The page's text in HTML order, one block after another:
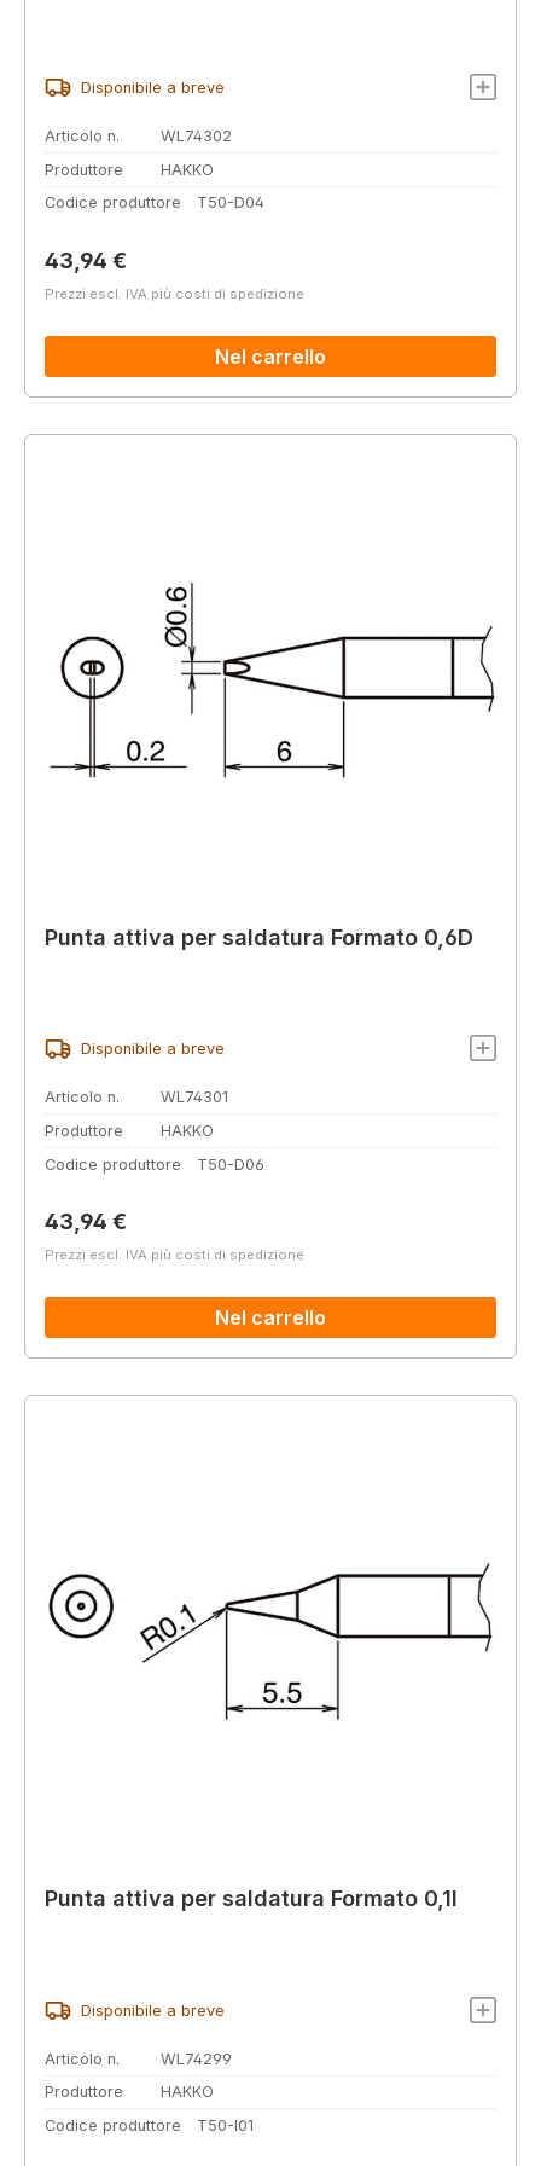
Disponibile a breve
Articolo n.
WL74302
Produttore
HAKKO
Codice produttore
T50-D04
Prezzo normale:
43,94 €
Prezzi escl. IVA più costi di spedizione
Nel carrello
Punta attiva per saldatura Formato 0,6D
Disponibile a breve
Articolo n.
WL74301
Produttore
HAKKO
Codice produttore
T50-D06
Prezzo normale:
43,94 €
Prezzi escl. IVA più costi di spedizione
Nel carrello
Punta attiva per saldatura Formato 0,1I
Disponibile a breve
Articolo n.
WL74299
Produttore
HAKKO
Codice produttore
T50-I01